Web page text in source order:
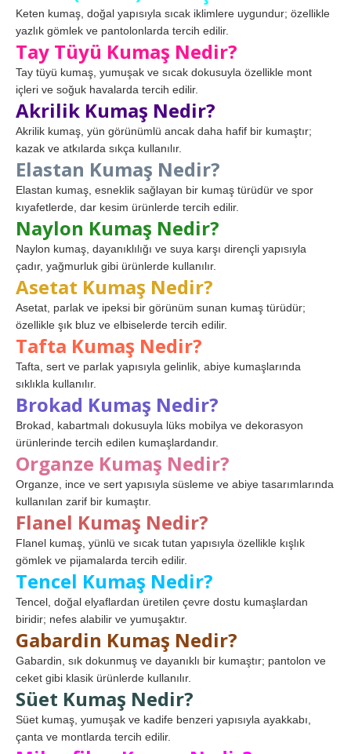
Keten kumaş, doğal yapısıyla sıcak iklimlere uygundur; özellikle
yazlık gömlek ve pantolonlarda tercih edilir.
Tay Tüyü Kumaş Nedir?
Tay tüyü kumaş, yumuşak ve sıcak dokusuyla özellikle mont
içleri ve soğuk havalarda tercih edilir.
Akrilik Kumaş Nedir?
Akrilik kumaş, yün görünümlü ancak daha hafif bir kumaştır;
kazak ve atkılarda sıkça kullanılır.
Elastan Kumaş Nedir?
Elastan kumaş, esneklik sağlayan bir kumaş türüdür ve spor
kıyafetlerde, dar kesim ürünlerde tercih edilir.
Naylon Kumaş Nedir?
Naylon kumaş, dayanıklılığı ve suya karşı dirençli yapısıyla
çadır, yağmurluk gibi ürünlerde kullanılır.
Asetat Kumaş Nedir?
Asetat, parlak ve ipeksi bir görünüm sunan kumaş türüdür;
özellikle şık bluz ve elbiselerde tercih edilir.
Tafta Kumaş Nedir?
Tafta, sert ve parlak yapısıyla gelinlik, abiye kumaşlarında
sıklıkla kullanılır.
Brokad Kumaş Nedir?
Brokad, kabartmalı dokusuyla lüks mobilya ve dekorasyon
ürünlerinde tercih edilen kumaşlardandır.
Organze Kumaş Nedir?
Organze, ince ve sert yapısıyla süsleme ve abiye tasarımlarında
kullanılan zarif bir kumaştır.
Flanel Kumaş Nedir?
Flanel kumaş, yünlü ve sıcak tutan yapısıyla özellikle kışlık
gömlek ve pijamalarda tercih edilir.
Tencel Kumaş Nedir?
Tencel, doğal elyaflardan üretilen çevre dostu kumaşlardan
biridir; nefes alabilir ve yumuşaktır.
Gabardin Kumaş Nedir?
Gabardin, sık dokunmuş ve dayanıklı bir kumaştır; pantolon ve
ceket gibi klasik ürünlerde kullanılır.
Süet Kumaş Nedir?
Süet kumaş, yumuşak ve kadife benzeri yapısıyla ayakkabı,
çanta ve montlarda tercih edilir.